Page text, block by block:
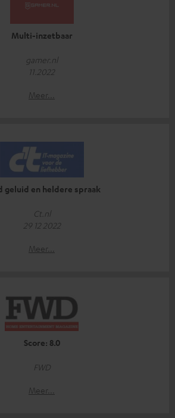
Multi-inzetbaar
gamer.nl
11.2022
Meer...
geluid en heldere spraak
Ct.nl
29 12 2022
Meer...
Score: 8.0
FWD
Meer...